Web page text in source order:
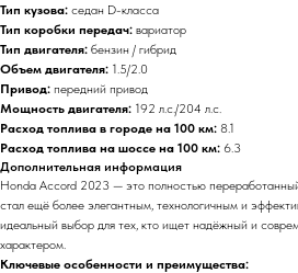
Тип кузова: седан D-класса
Тип коробки передач: вариатор
Тип двигателя: бензин / гибрид
Объем двигателя: 1.5/2.0
Привод: передний привод
Мощность двигателя: 192 л.с./204 л.с.
Расход топлива в городе на 100 км: 8.1
Расход топлива на шоссе на 100 км: 6.3
Дополнительная информация
Honda Accord 2023 — это полностью
стал ещё более элегантным, технологичным и
идеальный выбор для тех, кто ищет надёжный и
характером.
Ключевые особенности и преимущества: